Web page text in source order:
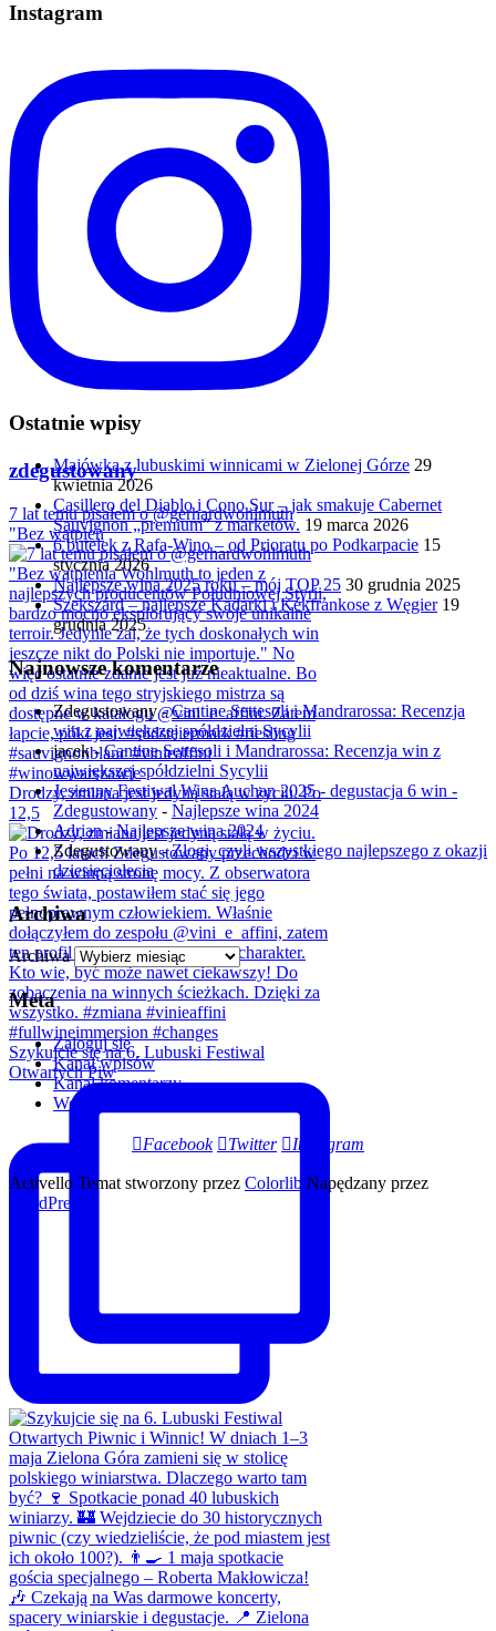
Instagram
zdegustowany
7 lat temu pisałem o @gerhardwohlmuth
"Bez wątpien
Drodzy, zmiana jest jedyną stałą w życiu. Po
12,5
Szykujcie się na 6. Lubuski Festiwal
Otwartych Piw
Ostatnie wpisy
Majówka z lubuskimi winnicami w Zielonej Górze 29
kwietnia 2026
Casillero del Diablo i Cono Sur – jak smakuje Cabernet
Sauvignon „premium” z marketów. 19 marca 2026
6 butelek z Rafa-Wino – od Prioratu po Podkarpacie 15
stycznia 2026
Najlepsze wina 2025 roku – mój TOP 25 30 grudnia 2025
Szekszárd – najlepsze Kadarki i Kékfrankose z Węgier 19
grudnia 2025
Najnowsze komentarze
Zdegustowany-Cantine Settesoli i Mandrarossa: Recenzja
win z największej spółdzielni Sycylii
jacek-Cantine Settesoli i Mandrarossa: Recenzja win z
największej spółdzielni Sycylii
Jesienny Festiwal Wina Auchan 2025 - degustacja 6 win -
Zdegustowany - Najlepsze wina 2024
Adrian-Najlepsze wina 2024
Zdegustowany-Złogi, czyli wszystkiego najlepszego z okazji
dziesięciolecia
Archiwa
Archiwa
Meta
Zaloguj się
Kanał wpisów
Kanał komentarzy
WordPress.org
Facebook Twitter Instagram
Activello Temat stworzony przez Colorlib Napędzany przez
WordPress